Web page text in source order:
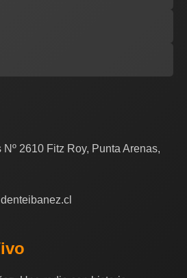
2610 Fitz Roy, Punta Arenas,